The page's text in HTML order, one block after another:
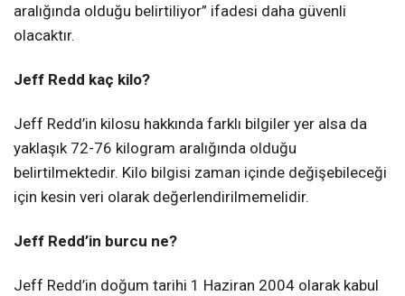
aralığında olduğu belirtiliyor” ifadesi daha güvenli
olacaktır.
Jeff Redd kaç kilo?
Jeff Redd’in kilosu hakkında farklı bilgiler yer alsa da
yaklaşık 72-76 kilogram aralığında olduğu
belirtilmektedir. Kilo bilgisi zaman içinde değişebileceği
için kesin veri olarak değerlendirilmemelidir.
Jeff Redd’in burcu ne?
Jeff Redd’in doğum tarihi 1 Haziran 2004 olarak kabul